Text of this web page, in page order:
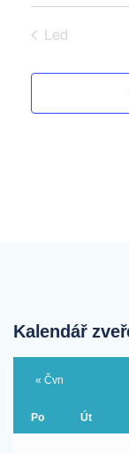
Led
Kalendář
Po Út
« Čvn